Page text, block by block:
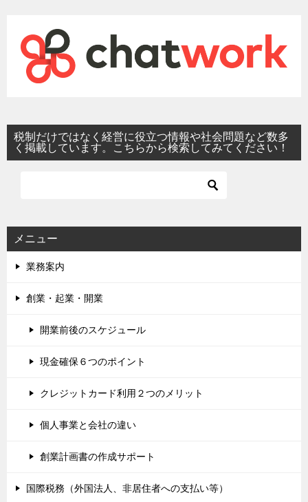
税制だけではなく経営に役立つ情報や社会問題など数多
く掲載しています。こちらから検索してみてください！
メニュー
業務案内
創業・起業・開業
開業前後のスケジュール
現金確保６つのポイント
クレジットカード利用２つのメリット
個人事業と会社の違い
創業計画書の作成サポート
国際税務（外国法人、非居住者への支払い等）